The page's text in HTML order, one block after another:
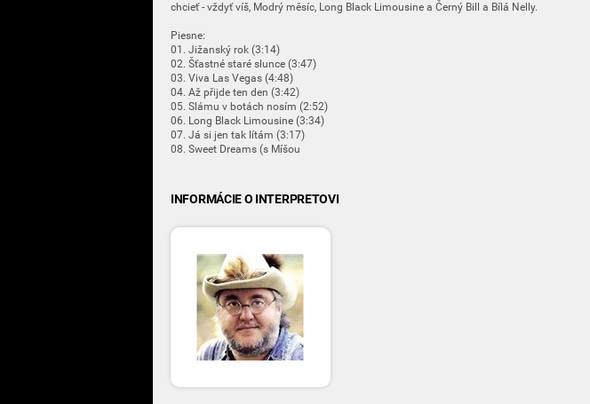
chcieť - vždyť víš, Modrý měsíc, Long Black Limousine a Černý Bill a Bílá Nelly.
Piesne:
01. Jižanský rok (3:14)
02. Šťastné staré slunce (3:47)
03. Viva Las Vegas (4:48)
04. Až přijde ten den (3:42)
05. Slámu v botách nosím (2:52)
06. Long Black Limousine (3:34)
07. Já si jen tak lítám (3:17)
08. Sweet Dreams (s Míšou
INFORMÁCIE O INTERPRETOVI